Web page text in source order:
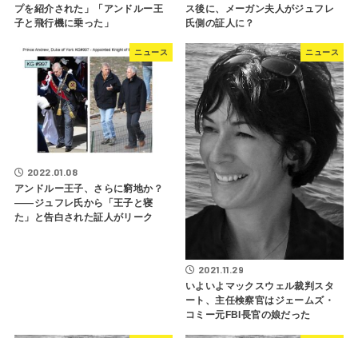
プを紹介された」「アンドルー王
子と飛行機に乗った」
ス後に、メーガン夫人がジュフレ
氏側の証人に？
ニュース
2022.01.08
アンドルー王子、さらに窮地か？
――ジュフレ氏から「王子と寝
た」と告白された証人がリーク
ニュース
2021.11.29
いよいよマックスウェル裁判スタ
ート、主任検察官はジェームズ・
コミー元FBI長官の娘だった